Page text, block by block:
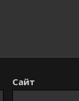
Сайт